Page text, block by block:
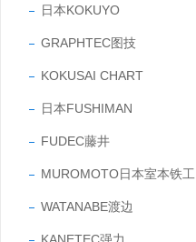
日本KOKUYO
GRAPHTEC图技
KOKUSAI CHART
日本FUSHIMAN
FUDEC藤井
MUROMOTO日本室本铁工
WATANABE渡边